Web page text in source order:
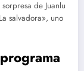
de Juanlu
salvadora», uno